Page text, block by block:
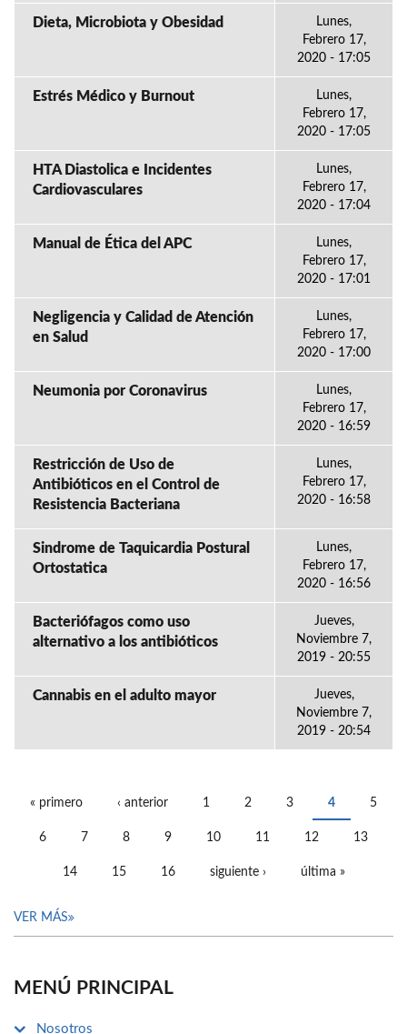
Dieta, Microbiota y Obesidad
Lunes,
Febrero 17,
2020 - 17:05
Estrés Médico y Burnout
Lunes,
Febrero 17,
2020 - 17:05
HTA Diastolica e Incidentes
Cardiovasculares
Lunes,
Febrero 17,
2020 - 17:04
Manual de Ética del APC
Lunes,
Febrero 17,
2020 - 17:01
Negligencia y Calidad de Atención
en Salud
Lunes,
Febrero 17,
2020 - 17:00
Neumonia por Coronavirus
Lunes,
Febrero 17,
2020 - 16:59
Restricción de Uso de
Antibióticos en el Control de
Resistencia Bacteriana
Lunes,
Febrero 17,
2020 - 16:58
Sindrome de Taquicardia Postural
Ortostatica
Lunes,
Febrero 17,
2020 - 16:56
Bacteriófagos como uso
alternativo a los antibióticos
Jueves,
Noviembre 7,
2019 - 20:55
Cannabis en el adulto mayor
Jueves,
Noviembre 7,
2019 - 20:54
« primero ‹ anterior 1 2 3 4 5
6 7 8 9 10 11 12 13
14 15 16 siguiente › última »
VER MÁS
MENÚ PRINCIPAL
Nosotros